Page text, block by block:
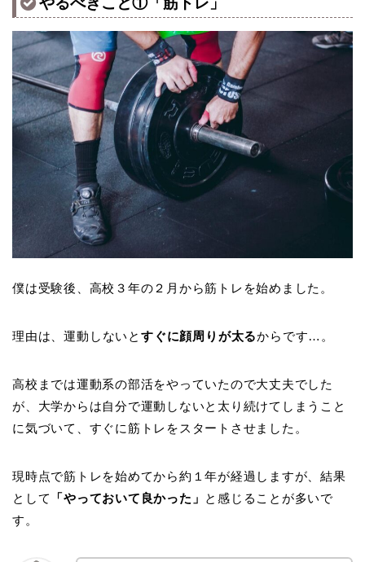
僕は受験後、高校３年の２月から筋トレを始めました。
理由は、運動しないと すぐに顔周りが太るからです…。
高校までは運動系の部活をやっていたので大丈夫でした
が、大学からは自分で運動しないと太り続けてしまうこと
に気づいて、すぐに筋トレをスタートさせました。
現時点で筋トレを始めてから約１年が経過しますが、結果
として
「やっておいて良かった」 と感じることが多いで
す。